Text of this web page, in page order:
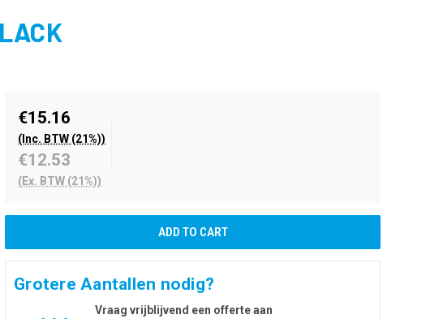
€15.16
(Inc. BTW (21%))
€12.53
(Ex. BTW (21%))
Grotere Aantallen nodig?
Vraag vrijblijvend een offerte aan